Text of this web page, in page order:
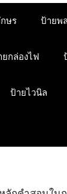
ษร ป้ายพ
ยกล่องไฟ
ป้ายไวนิล